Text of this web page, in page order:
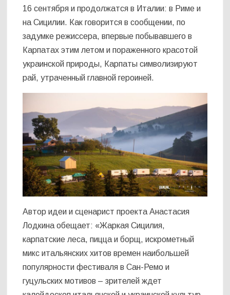
16 сентября и продолжатся в Италии: в Риме и
на Сицилии. Как говорится в сообщении, по
задумке режиссера, впервые побывавшего в
Карпатах этим летом и пораженного красотой
украинской природы, Карпаты символизируют
рай, утраченный главной героиней.
Автор идеи и сценарист проекта Анастасия
Лодкина обещает: «Жаркая Сицилия,
карпатские леса, пицца и борщ, искрометный
микс итальянских хитов времен наибольшей
популярности фестиваля в Сан-Ремо и
гуцульских мотивов – зрителей ждет